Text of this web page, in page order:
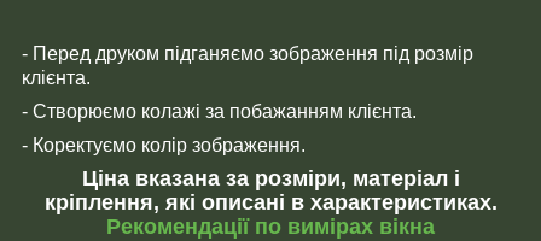
- Перед друком підганяємо зображення під розмір
клієнта.
- Створюємо колажі за побажанням клієнта.
- Коректуємо колір зображення.
Ціна вказана за розміри, матеріал і
кріплення, які описані в характеристиках.
Рекомендації по вимірах вікна